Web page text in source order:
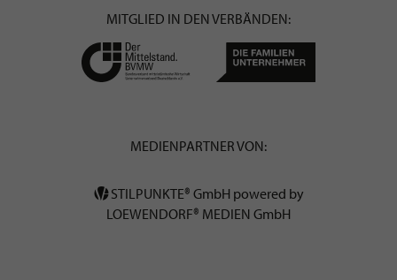
MITGLIED IN DEN VERBÄNDEN:
MEDIENPARTNER VON:
STILPUNKTE® GmbH powered by
LOEWENDORF® MEDIEN GmbH